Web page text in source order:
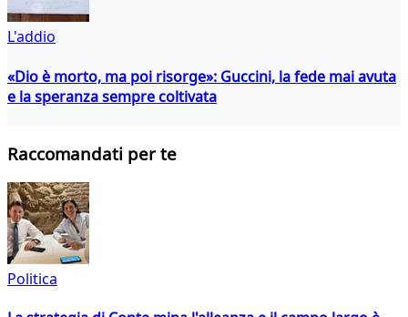
L'addio
«Dio è morto, ma poi risorge»: Guccini, la fede mai avuta
e la speranza sempre coltivata
Raccomandati per te
Politica